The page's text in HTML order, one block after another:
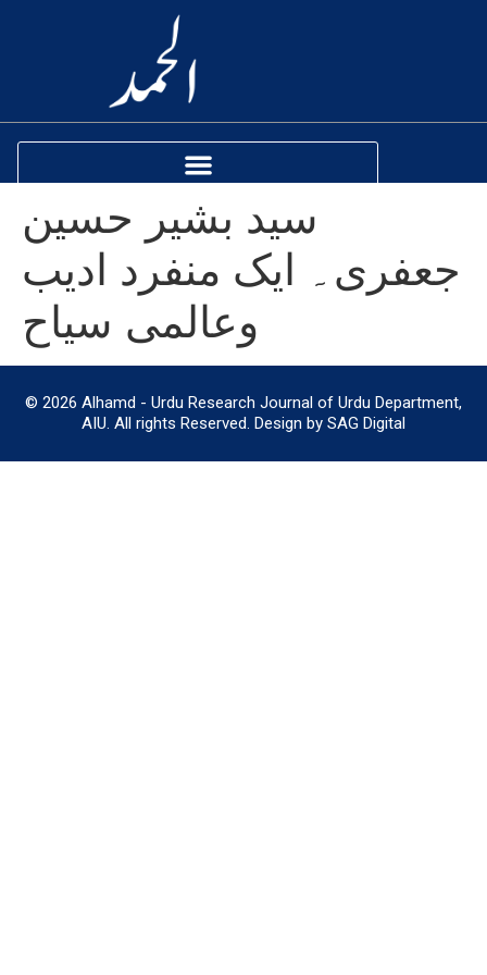
سید بشیر حسین
جعفری۔ ایک منفرد ادیب
وعالمی سیاح
© 2026 Alhamd - Urdu Research Journal of Urdu Department,
AIU. All rights Reserved. Design by SAG Digital